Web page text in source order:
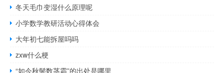
冬天毛巾变湿什么原理呢
小学数学教研活动心得体会
大年初七能拆屋吗吗
zxw什么梗
“如今秋鬓数茎霜”的出处是哪里